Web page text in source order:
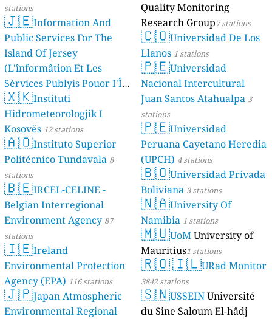
stations
🇯🇪Information And
Public Services For The
Island Of Jersey
(L'înformâtion Et Les
Sèrvices Publyis Pouor I'Île
Dé Jèrri) 2 stations
🇽🇰Instituti
Hidrometeorologjik I
Kosovës 12 stations
🇦🇴Instituto Superior
Politécnico Tundavala 8
stations
🇧🇪IRCEL-CELINE -
Belgian Interregional
Environment Agency 87
stations
🇮🇪Ireland
Environmental Protection
Agency (EPA) 116 stations
🇯🇵Japan Atmospheric
Environmental Regional
Quality Monitoring
Research Group7 stations
🇨🇴Universidad De Los
Llanos 1 stations
🇵🇪Universidad
Nacional Intercultural
Juan Santos Atahualpa 3
stations
🇵🇪Universidad
Peruana Cayetano Heredia
(UPCH) 4 stations
🇧🇴Universidad Privada
Boliviana 3 stations
🇳🇦University Of
Namibia 1 stations
🇲🇺UoMUniversity of
Mauritius1 stations
🇷🇴🇮🇱URad Monitor
3842 stations
🇸🇳USSEINUniversité
du Sine Saloum El-hâdj